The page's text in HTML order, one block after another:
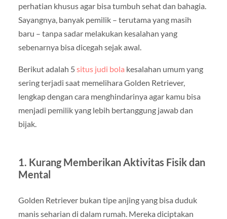
perhatian khusus agar bisa tumbuh sehat dan bahagia.
Sayangnya, banyak pemilik – terutama yang masih
baru – tanpa sadar melakukan kesalahan yang
sebenarnya bisa dicegah sejak awal.
Berikut adalah 5situs judi bola kesalahan umum yang
sering terjadi saat memelihara Golden Retriever,
lengkap dengan cara menghindarinya agar kamu bisa
menjadi pemilik yang lebih bertanggung jawab dan
bijak.
1. Kurang Memberikan Aktivitas Fisik dan
Mental
Golden Retriever bukan tipe anjing yang bisa duduk
manis seharian di dalam rumah. Mereka diciptakan